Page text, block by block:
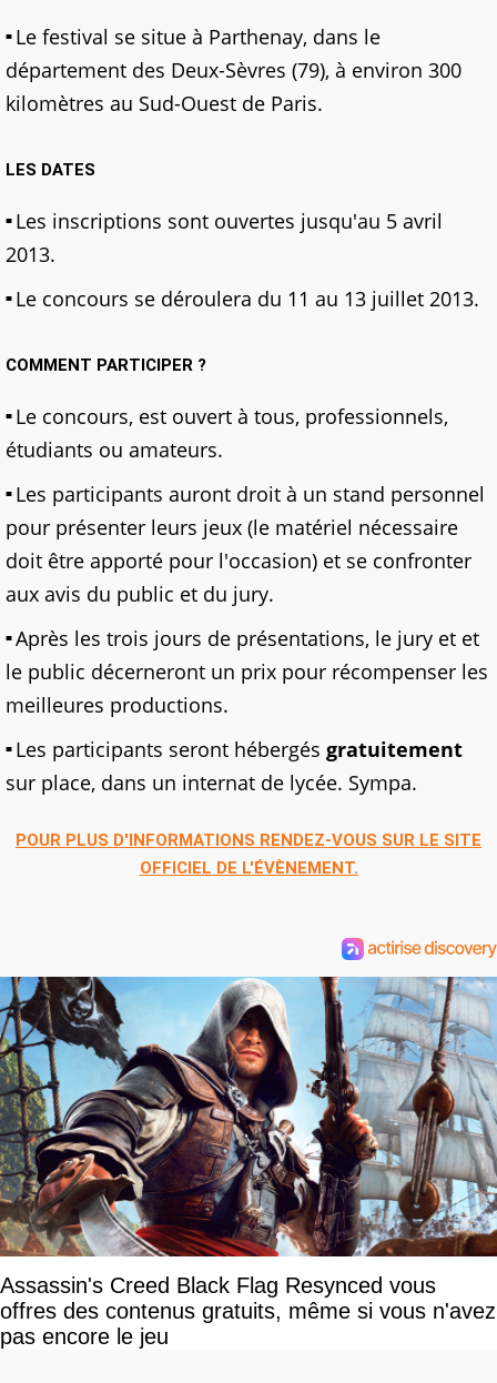
Le festival se situe à Parthenay, dans le
département des Deux-Sèvres (79), à environ 300
kilomètres au Sud-Ouest de Paris.
LES DATES
Les inscriptions sont ouvertes jusqu'au 5 avril
2013.
Le concours se déroulera du 11 au 13 juillet 2013.
COMMENT PARTICIPER ?
Le concours, est ouvert à tous, professionnels,
étudiants ou amateurs.
Les participants auront droit à un stand personnel
pour présenter leurs jeux (le matériel nécessaire
doit être apporté pour l'occasion) et se confronter
aux avis du public et du jury.
Après les trois jours de présentations, le jury et et
le public décerneront un prix pour récompenser les
meilleures productions.
Les participants seront hébergés gratuitement
sur place, dans un internat de lycée. Sympa.
POUR PLUS D'INFORMATIONS RENDEZ-VOUS SUR LE SITE
OFFICIEL DE L'ÉVÈNEMENT.
Assassin's Creed Black Flag Resynced vous
offres des contenus gratuits, même si vous n'avez
pas encore le jeu